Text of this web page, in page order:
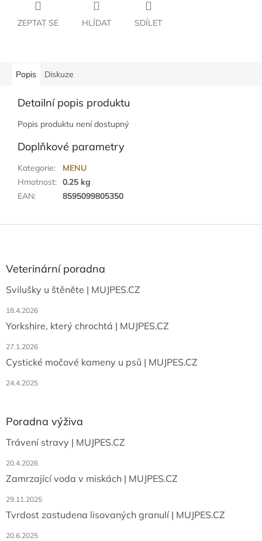
ZEPTAT SE HLÍDAT SDÍLET
Popis Diskuze
Detailní popis produktu
Popis produktu není dostupný
Doplňkové parametry
Kategorie:
MENU
Hmotnost: 0.25 kg
EAN: 8595099805350
aVeterinární poradna
Svilušky u štěněte | MUJPES.CZ
18.4.2026
Yorkshire, který chrochtá | MUJPES.CZ
27.1.2026
Cystické močové kameny u psů | MUJPES.CZ
24.4.2025
Poradna výživa
Trávení stravy | MUJPES.CZ
20.4.2026
Zamrzající voda v miskách | MUJPES.CZ
29.11.2025
Tvrdost zastudena lisovaných granulí | MUJPES.CZ
20.6.2025